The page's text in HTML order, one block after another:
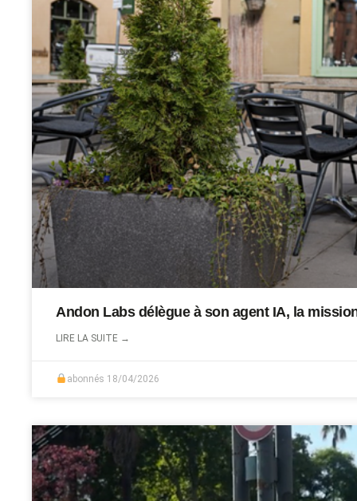
Andon Labs délègue à son agent IA, la
LIRE LA SUITE →
abonnés 18/04/2026